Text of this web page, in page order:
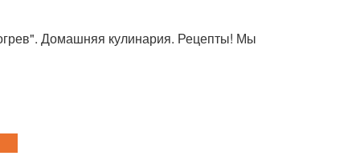
Домашняя кулинария. Рецепты! Мы